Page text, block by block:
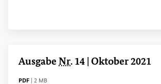
Ausgabe Nr. 14 | Oktober 2021
DATEITYP
PDF Dateigröße
2 MB